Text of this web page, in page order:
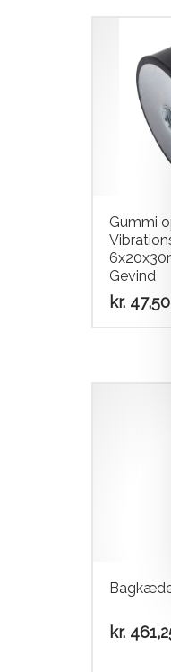
Gummi
Gevind
kr. 47,50
kr.